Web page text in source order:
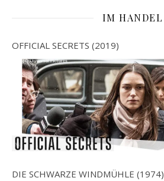
IM HANDEL
OFFICIAL SECRETS (2019)
DIE SCHWARZE WINDMÜHLE (1974)